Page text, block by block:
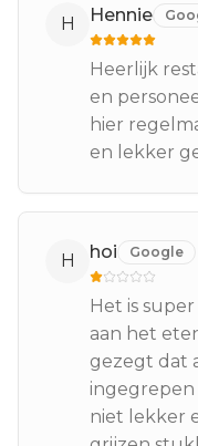
H Hennie
Heerlijk
en
hier
en lekker
H hoi Google
Het is
aan het
gezegt dat
ingegrepen
niet lekker